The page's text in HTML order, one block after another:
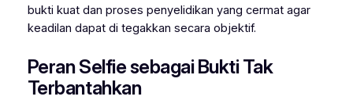
bukti kuat dan proses penyelidikan yang cermat agar
keadilan dapat di tegakkan secara objektif.
Peran Selfie sebagai Bukti Tak
Terbantahkan